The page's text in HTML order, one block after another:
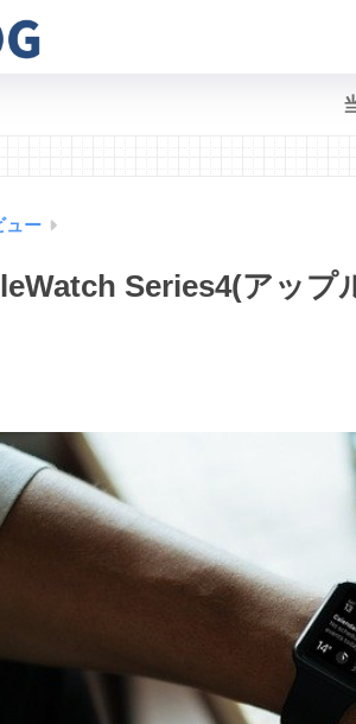
ュー
Series4(アップ